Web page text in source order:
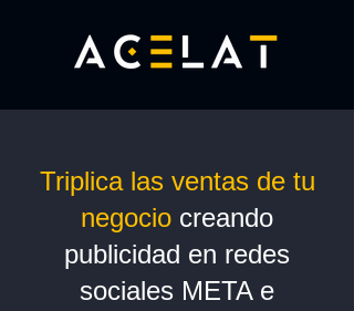
Triplica las ventas de tu
negocio creando
publicidad en redes
sociales META e